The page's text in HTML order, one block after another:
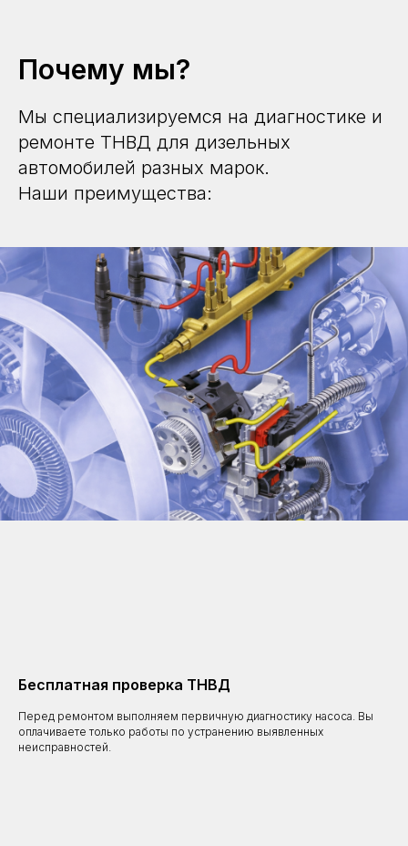
Почему мы?
Мы специализируемся на диагностике и
ремонте ТНВД для дизельных
автомобилей разных марок.
Наши преимущества:
Бесплатная проверка ТНВД
Перед ремонтом выполняем первичную диагностику насоса. Вы
оплачиваете только работы по устранению выявленных
неисправностей.